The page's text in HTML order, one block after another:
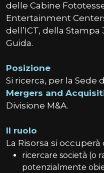
delle Cabine
Entertainment
dell’ICT, della
Guida.
Posizione
Si ricerca, per la Sede
Mergers and
Divisione M&A.
Il ruolo
La Risorsa si occuperà
ricercare società (o
potenzialmente